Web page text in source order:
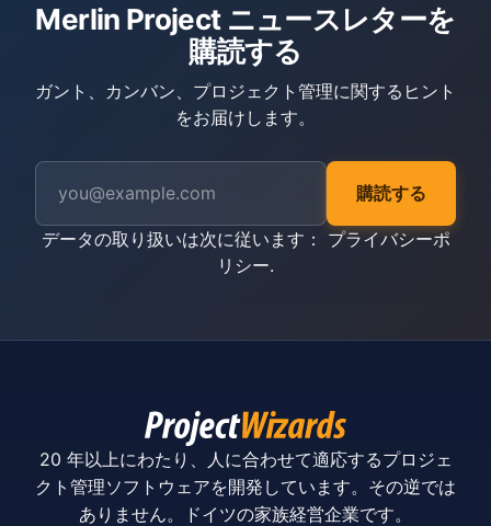
Merlin Project ニュースレターを
購読する
ガント、カンバン、プロジェクト管理に関するヒント
をお届けします。
購読する
データの取り扱いは次に従います： プライバシーポ
リシー.
20 年以上にわたり、人に合わせて適応するプロジェ
クト管理ソフトウェアを開発しています。その逆では
ありません。ドイツの家族経営企業です。